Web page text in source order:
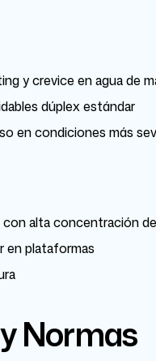
y crevice en agua de
dúplex estándar
en condiciones más
alta concentración de
en plataformas
Normas